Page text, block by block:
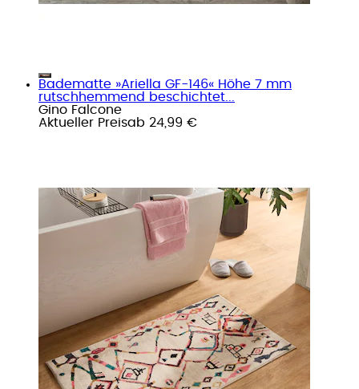
Badematte »Ariella GF-146« Höhe 7 mm
rutschhemmend beschichtet...
Gino Falcone
Aktueller Preisab 24,99 €